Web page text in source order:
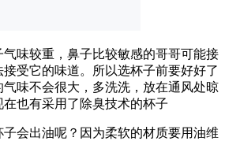
气味较重，鼻子比较敏感的哥哥可能接
受它的味道。所以选杯子前要好好了
味不会很大，多洗洗，放在通风处晾
也有采用了除臭技术的杯子
子会出油呢？因为柔软的材质要用油维